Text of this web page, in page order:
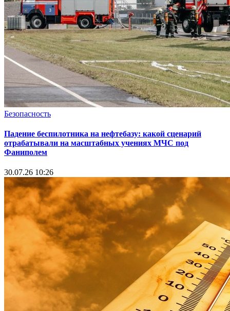
Безопасность
Падение беспилотника на нефтебазу: какой сценарий
отрабатывали на масштабных учениях МЧС под
Фаниполем
30.07.26 10:26